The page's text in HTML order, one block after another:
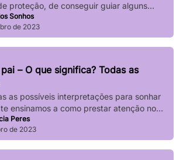
proteção, de conseguir guiar alguns
e até mesmo de sair de determinadas
mesmo? Quer saber o que os astros estão
signo no dia de hoje? Basta verificar
Sonhos
de 2023
– O que significa? Todas as
as possíveis interpretações para sonhar
ensinamos a como prestar atenção no
Peres
de 2023